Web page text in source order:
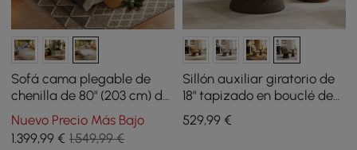
Sofá cama plegable de
chenilla de 80" (203 cm) de
tamaño Queen con 3
plazas y funda extraíble
Nuevo Precio Más Bajo
1.399,99 € 1.549,99 €
Sillón auxiliar giratorio de
18" tapizado en bouclé de
alto rendimiento
529,99€